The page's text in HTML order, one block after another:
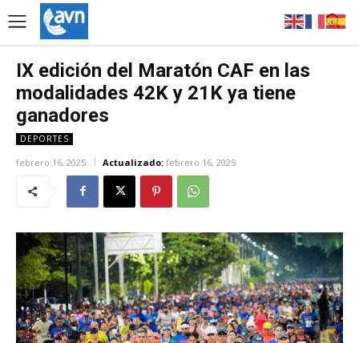
IX edición del Maratón CAF en las
modalidades 42K y 21K ya tiene
ganadores
DEPORTES
febrero 16, 2025 Actualizado: febrero 16, 2025